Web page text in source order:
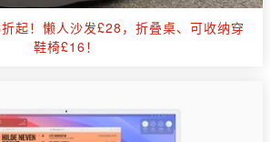
起！懒人沙发£28，折叠桌、可收纳穿
鞋椅£16！